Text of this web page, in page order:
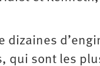
dizaines
qui sont les